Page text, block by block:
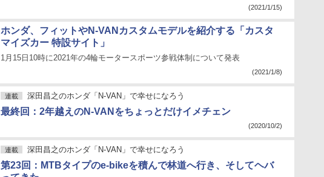
(2021/1/15)
ホンダ、フィットやN-VANカスタムモデルを紹介する「カスタ
マイズカー 特設サイト」
1月15日10時に2021年の4輪モータースポーツ参戦体制について発表
(2021/1/8)
連載 深田昌之のホンダ「N-VAN」で幸せになろう
最終回：2年越えのN-VANをちょっとだけイメチェン
(2020/10/2)
連載 深田昌之のホンダ「N-VAN」で幸せになろう
第23回：MTBタイプのe-bikeを積んで林道へ行き、そしてヘバ